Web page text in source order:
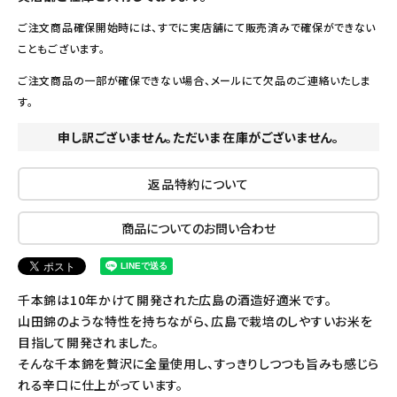
ご注文商品確保開始時には、すでに実店舗にて販売済みで確保ができない
こともございます。
ご注文商品の一部が確保できない場合、メールにて欠品のご連絡いたしま
す。
申し訳ございません。ただいま在庫がございません。
返品特約について
商品についてのお問い合わせ
千本錦は10年かけて開発された広島の酒造好適米です。
山田錦のような特性を持ちながら、広島で栽培のしやすいお米を
目指して開発されました。
そんな千本錦を贅沢に全量使用し、すっきりしつつも旨みも感じら
れる辛口に仕上がっています。